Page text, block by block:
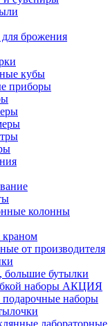
брожения
кубы
приборы
колонны
от производителя
большие бутылки
наборы АКЦИЯ
подарочные наборы